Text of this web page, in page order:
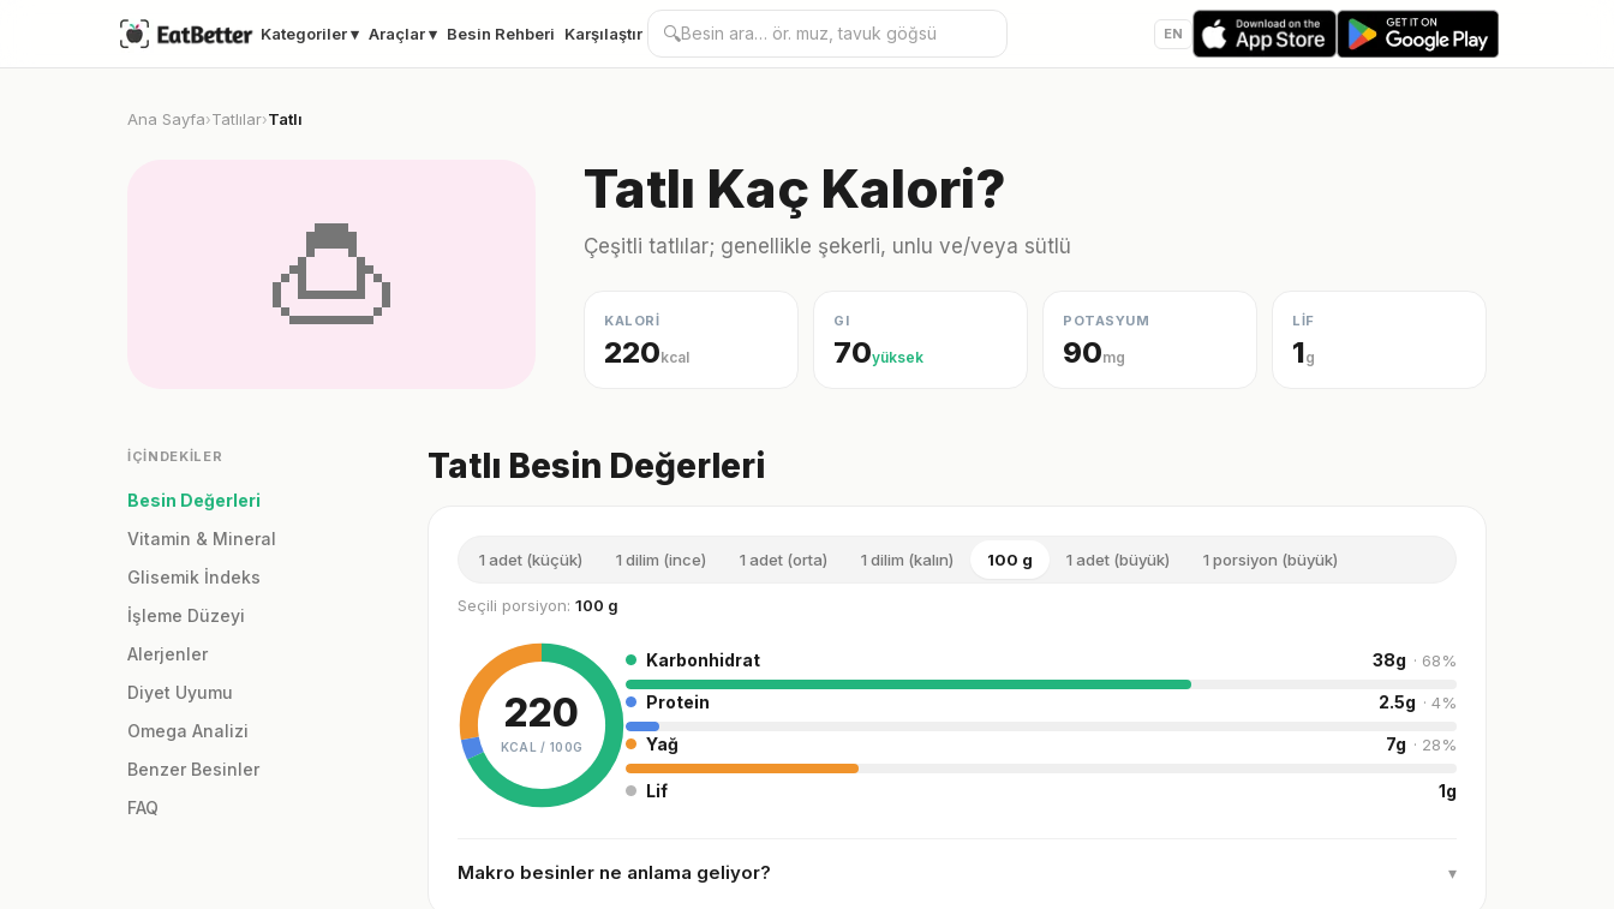
Kategoriler ▾ Araçlar ▾ Besin Rehberi Karşılaştır 🔍 EN
Ana Sayfa›Tatlılar›Tatlı
🍮
Tatlı Kaç Kalori?
Çeşitli tatlılar; genellikle şekerli, unlu ve/veya sütlü
KALORİ
220kcal
GI
70yüksek
POTASYUM
90mg
LİF
1g
İÇINDEKILER
Besin Değerleri
Vitamin & Mineral
Glisemik İndeks
İşleme Düzeyi
Alerjenler
Diyet Uyumu
Omega Analizi
Benzer Besinler
FAQ
Tatlı Besin Değerleri
1 adet (küçük) 1 dilim (ince) 1 adet (orta) 1 dilim (kalın) 100 g 1 adet (büyük) 1 porsiyon (büyük)
Seçili porsiyon: 100 g
220
KCAL / 100G
Karbonhidrat 38g · 68%
Protein 2.5g · 4%
Yağ 7g · 28%
Lif 1g
Makro besinler ne anlama geliyor? ▾